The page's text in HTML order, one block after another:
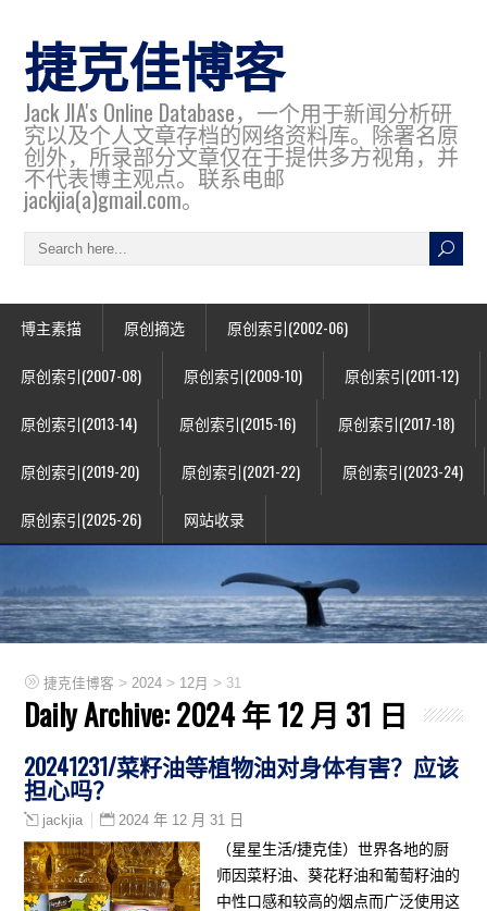
捷克佳博客
Jack JIA's Online Database，一个用于新闻分析研
究以及个人文章存档的网络资料库。除署名原
创外，所录部分文章仅在于提供多方视角，并
不代表博主观点。联系电邮
jackjia(a)gmail.com。
博主素描 原创摘选 原创索引(2002-06)
原创索引(2007-08) 原创索引(2009-10) 原创索引(2011-12)
原创索引(2013-14) 原创索引(2015-16) 原创索引(2017-18)
原创索引(2019-20) 原创索引(2021-22) 原创索引(2023-24)
原创索引(2025-26) 网站收录
捷克佳博客 > 2024 > 12月 > 31
Daily Archive:2024 年 12 月 31 日
20241231/菜籽油等植物油对身体有害？应该
担心吗？
jackjia 2024 年 12 月 31 日
（星星生活/捷克佳）世界各地的厨
师因菜籽油、葵花籽油和葡萄籽油的
中性口感和较高的烟点而广泛使用这